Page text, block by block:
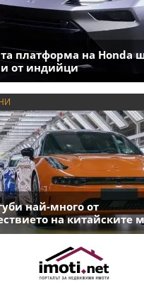
платформа на Honda
от индийци
най-много от
на китайските